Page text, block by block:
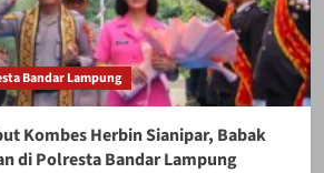
Bandar Lampung
Kombes Herbin Sianipar, Babak
di Polresta Bandar Lampung